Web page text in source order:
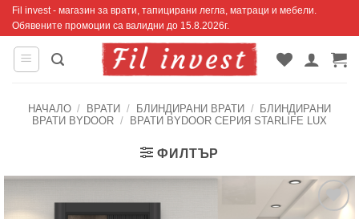
Skip
content
Fil invest - магазин за врати, тапицирани легла, матраци и мебели.
Обявените промоции са валидни до 15.8.2026г.
НАЧАЛО / ВРАТИ / БЛИНДИРАНИ ВРАТИ /
БЛИНДИРАНИ
ВРАТИ BYDOOR / ВРАТИ BYDOOR СЕРИЯ STARLIFE LUX
ФИЛТЪР